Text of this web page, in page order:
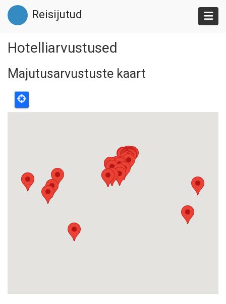
Liigu
edasi
põhisisu
Reisijutud
Hotelliarvustused
Majutusarvustuste kaart